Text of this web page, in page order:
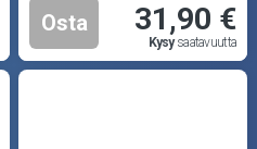
Osta 31,90 €
Kysysaatavuutta